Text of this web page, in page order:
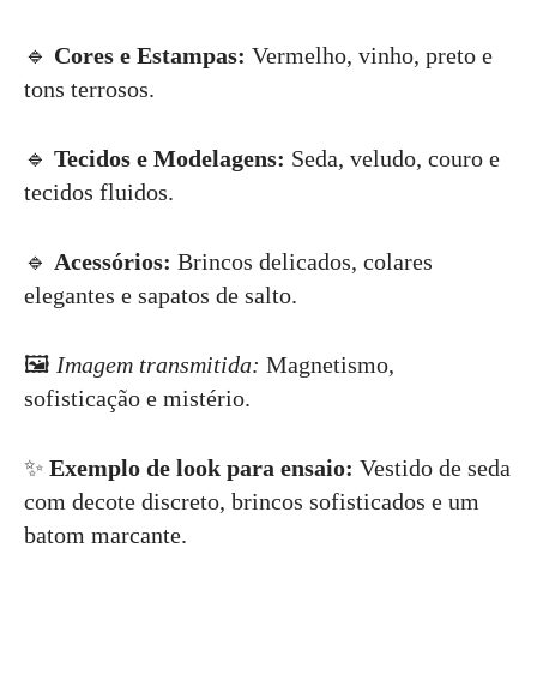
🔹 Cores e Estampas: Vermelho, vinho, preto e
tons terrosos.
🔹 Tecidos e Modelagens: Seda, veludo, couro e
tecidos fluidos.
🔹 Acessórios: Brincos delicados, colares
elegantes e sapatos de salto.
🖼 Imagem transmitida: Magnetismo,
sofisticação e mistério.
✨ Exemplo de look para ensaio: Vestido de seda
com decote discreto, brincos sofisticados e um
batom marcante.